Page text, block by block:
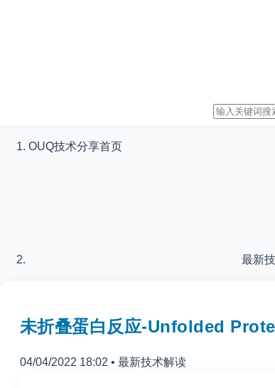
OUQ技术分享首页
最新
未折叠蛋白反应-Unfolded
04/04/2022 18:02 • 最新技术解读